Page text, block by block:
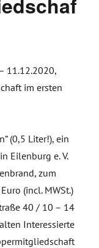
11.12.2020,
im ersten
(0,5 Liter!), ein
Eilenburg e. V.
zum
(incl. MWSt.)
40 / 10 – 14
Interessierte